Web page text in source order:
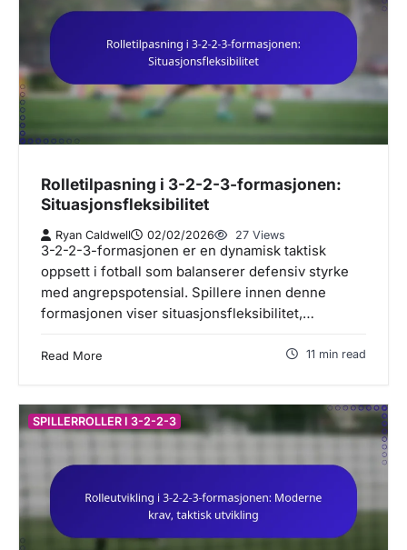
Rolletilpasning i 3-2-2-3-formasjonen:
Situasjonsfleksibilitet
Ryan Caldwell 02/02/2026 27 Views
3-2-2-3-formasjonen er en dynamisk taktisk
oppsett i fotball som balanserer defensiv styrke
med angrepspotensial. Spillere innen denne
formasjonen viser situasjonsfleksibilitet,…
Read More 11 min read
SPILLERROLLER I 3-2-2-3